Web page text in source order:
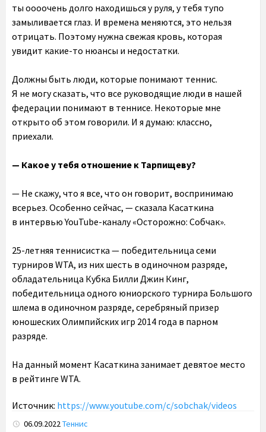
ты оооочень долго находишься у руля, у тебя тупо
замыливается глаз. И времена меняются, это нельзя
отрицать. Поэтому нужна свежая кровь, которая
увидит какие-то нюансы и недостатки.
Должны быть люди, которые понимают теннис.
Я не могу сказать, что все руководящие люди в нашей
федерации понимают в теннисе. Некоторые мне
открыто об этом говорили. И я думаю: классно,
приехали.
— Какое у тебя отношение к Тарпищеву?
— Не скажу, что я все, что он говорит, воспринимаю
всерьез. Особенно сейчас, — сказала Касаткина
в интервью YouTube-каналу «Осторожно: Собчак».
25-летняя теннисистка — победительница семи
турниров WTA, из них шесть в одиночном разряде,
обладательница Кубка Билли Джин Кинг,
победительница одного юниорского турнира Большого
шлема в одиночном разряде, серебряный призер
юношеских Олимпийских игр 2014 года в парном
разряде.
На данный момент Касаткина занимает девятое место
в рейтинге WTA.
Источник: https://www.youtube.com/c/sobchak/videos
06.09.2022Теннис